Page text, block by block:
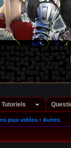
Tutoriels
jeux vidéos ‹ Autres